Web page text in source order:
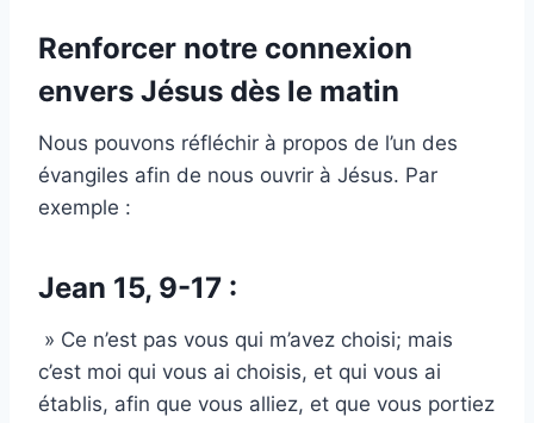
Renforcer notre connexion
envers Jésus dès le matin
Nous pouvons réfléchir à propos de l’un des
évangiles afin de nous ouvrir à Jésus. Par
exemple :
Jean 15, 9-17 :
» Ce n’est pas vous qui m’avez choisi; mais
c’est moi qui vous ai choisis, et qui vous ai
établis, afin que vous alliez, et que vous portiez